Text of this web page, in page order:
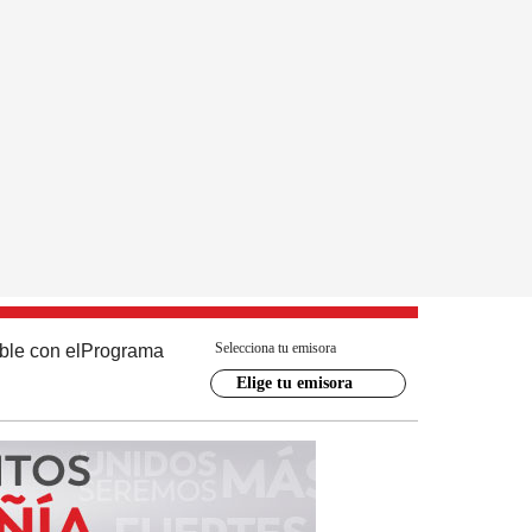
con el Programa Selecciona tu emisora
Elige tu emisora